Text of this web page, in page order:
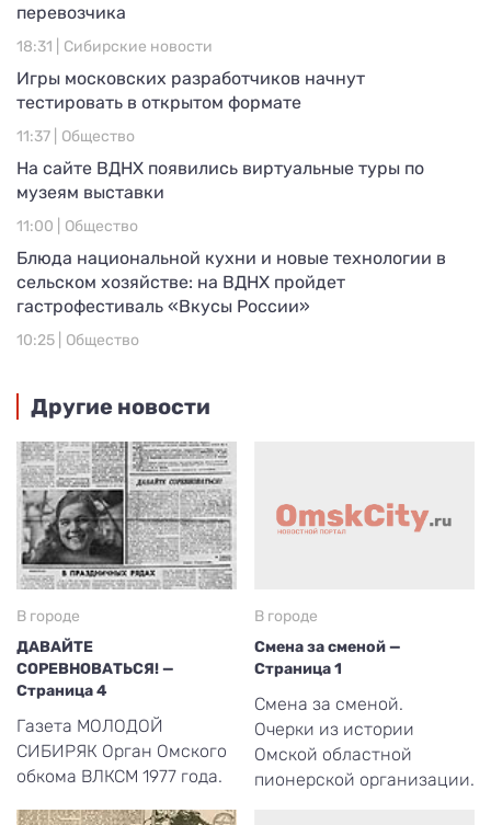
перевозчика
18:31 | Сибирские новости
Игры московских разработчиков начнут
тестировать в открытом формате
11:37 | Общество
На сайте ВДНХ появились виртуальные туры по
музеям выставки
11:00 | Общество
Блюда национальной кухни и новые технологии в
сельском хозяйстве: на ВДНХ пройдет
гастрофестиваль «Вкусы России»
10:25 | Общество
Другие новости
В городе
ДАВАЙТЕ
СОРЕВНОВАТЬСЯ! —
Страница 4
Газета МОЛОДОЙ
СИБИРЯК Орган Омского
обкома ВЛКСМ 1977 года.
В городе
Смена за сменой —
Страница 1
Смена за сменой.
Очерки из истории
Омской областной
пионерской организации.